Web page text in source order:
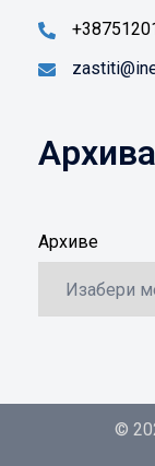
Архива
Архиве
©